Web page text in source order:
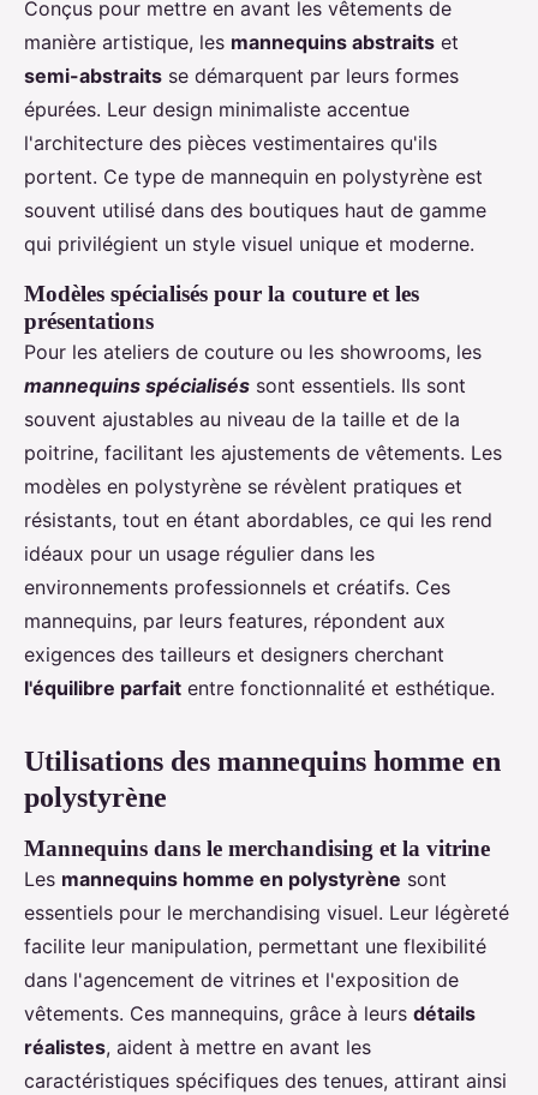
Conçus pour mettre en avant les vêtements de
manière artistique, les mannequins abstraits et
semi-abstraits se démarquent par leurs formes
épurées. Leur design minimaliste accentue
l'architecture des pièces vestimentaires qu'ils
portent. Ce type de mannequin en polystyrène est
souvent utilisé dans des boutiques haut de gamme
qui privilégient un style visuel unique et moderne.
Modèles spécialisés pour la couture et les
présentations
Pour les ateliers de couture ou les showrooms, les
mannequins spécialisés sont essentiels. Ils sont
souvent ajustables au niveau de la taille et de la
poitrine, facilitant les ajustements de vêtements. Les
modèles en polystyrène se révèlent pratiques et
résistants, tout en étant abordables, ce qui les rend
idéaux pour un usage régulier dans les
environnements professionnels et créatifs. Ces
mannequins, par leurs features, répondent aux
exigences des tailleurs et designers cherchant
l'équilibre parfait entre fonctionnalité et esthétique.
Utilisations des mannequins homme en
polystyrène
Mannequins dans le merchandising et la vitrine
Les mannequins homme en polystyrène sont
essentiels pour le merchandising visuel. Leur légèreté
facilite leur manipulation, permettant une flexibilité
dans l'agencement de vitrines et l'exposition de
vêtements. Ces mannequins, grâce à leurs détails
réalistes, aident à mettre en avant les
caractéristiques spécifiques des tenues, attirant ainsi